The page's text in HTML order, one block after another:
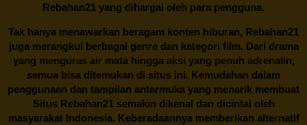
Rebahan21 yang dihargai oleh para pengguna.
Tak hanya menawarkan beragam konten hiburan, Rebahan21
juga merangkul berbagai genre dan kategori film. Dari drama
yang menguras air mata hingga aksi yang penuh adrenalin,
semua bisa ditemukan di situs ini. Kemudahan dalam
penggunaan dan tampilan antarmuka yang menarik membuat
Situs Rebahan21semakin dikenal dan dicintai oleh
masyarakat Indonesia. Keberadaannya memberikan alternatif